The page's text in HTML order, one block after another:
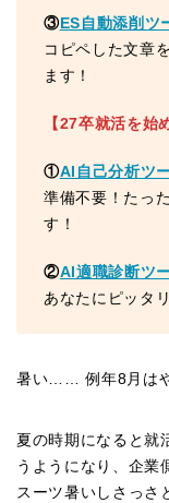
③ES自動添削ツ
コピペした文章
ます！
【27卒就活を始
①AI自己分析ツ
準備不要！たっ
す！
②AI適職診断ツ
あなたにピッタ
暑い…… 例年8月は
夏の時期になると就
うようになり、企業
スーツ暑いしさっ